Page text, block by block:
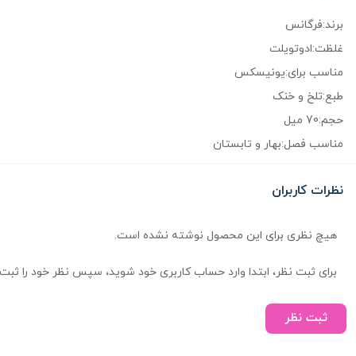
برند:فرگانس
غلظت:ادوتویلت
مناسب برای:یونیسکس
طبع:تلخ و خنک
حجم:70 میل
مناسب فصل:بهار و تابستان
نظرات کاربران
هیچ نظری برای این محصول نوشته نشده است.
برای ثبت نظر، ابتدا وارد حساب کاربری خود شوید، سپس نظر خود را ثبت
ثبت نظر